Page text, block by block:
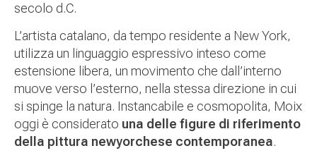
secolo d.C.
L’artista catalano, da tempo residente a New York,
utilizza un linguaggio espressivo inteso come
estensione libera, un movimento che dall’interno
muove verso l’esterno, nella stessa direzione in cui
si spinge la natura. Instancabile e cosmopolita, Moix
oggi è considerato una delle figure di riferimento
della pittura newyorchese contemporanea.